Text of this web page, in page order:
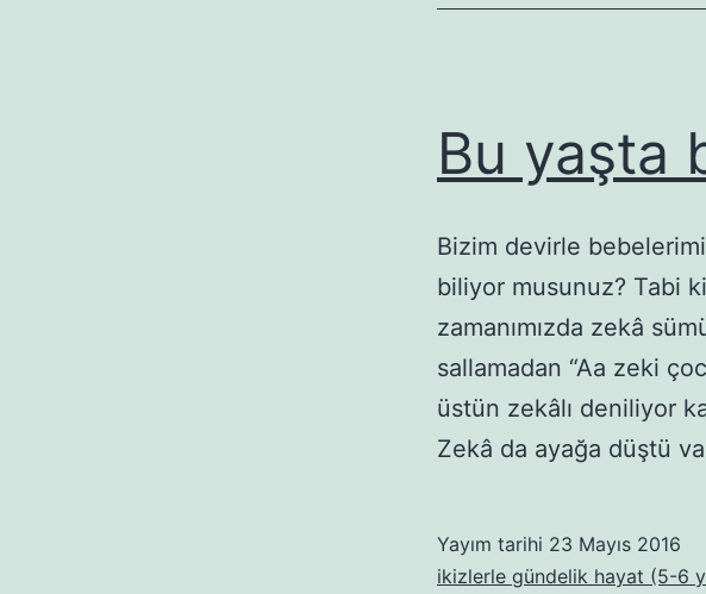
Bu yaşta
Bizim devirle
biliyor musunuz? Tabi
zamanımızda zekâ
sallamadan “Aa zeki
üstün zekâlı deniliyor
Zekâ da ayağa düştü
Yayım tarihi 23 Mayıs 2016
ikizlerle gündelik hayat (5-6